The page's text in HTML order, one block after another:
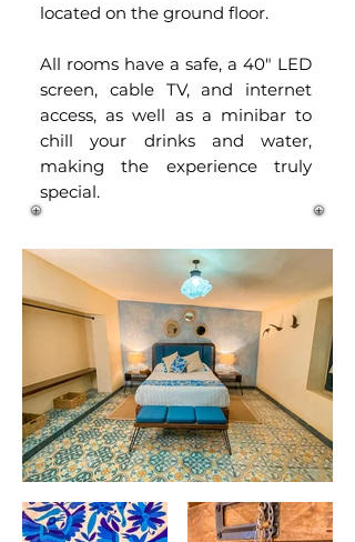
located on the ground floor.
All rooms have a safe, a 40" LED
screen, cable TV, and internet
access, as well as a minibar to
chill your drinks and water,
making the experience truly
special.